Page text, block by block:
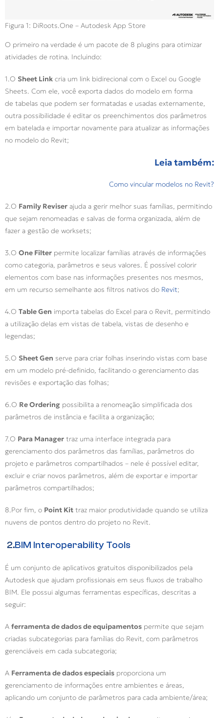
Figura 1: DiRoots.One – Autodesk App Store
O primeiro na verdade é um pacote de 8 plugins para otimizar
atividades de rotina. Incluindo:
1.O Sheet Link cria um link bidirecional com o Excel ou Google
Sheets. Com ele, você exporta dados do modelo em forma
de tabelas que podem ser formatadas e usadas externamente,
outra possibilidade é editar os preenchimentos dos parâmetros
em batelada e importar novamente para atualizar as informações
no modelo do Revit;
Leia também:
Como vincular modelos no Revit?
2.O Family Reviser ajuda a gerir melhor suas famílias, permitindo
que sejam renomeadas e salvas de forma organizada, além de
fazer a gestão de worksets;
3.O One Filter permite localizar famílias através de informações
como categoria, parâmetros e seus valores. É possível colorir
elementos com base nas informações presentes nos mesmos,
em um recurso semelhante aos filtros nativos do Revit;
4.O Table Gen importa tabelas do Excel para o Revit, permitindo
a utilização delas em vistas de tabela, vistas de desenho e
legendas;
5.O Sheet Gen serve para criar folhas inserindo vistas com base
em um modelo pré-definido, facilitando o gerenciamento das
revisões e exportação das folhas;
6.O Re Ordering possibilita a renomeação simplificada dos
parâmetros de instância e facilita a organização;
7.O Para Manager traz uma interface integrada para
gerenciamento dos parâmetros das famílias, parâmetros do
projeto e parâmetros compartilhados – nele é possível editar,
excluir e criar novos parâmetros, além de exportar e importar
parâmetros compartilhados;
8.Por fim, o Point Kit traz maior produtividade quando se utiliza
nuvens de pontos dentro do projeto no Revit.
2.BIM Interoperability Tools
É um conjunto de aplicativos gratuitos disponibilizados pela
Autodesk que ajudam profissionais em seus fluxos de trabalho
BIM. Ele possui algumas ferramentas específicas, descritas a
seguir:
A ferramenta de dados de equipamentos permite que sejam
criadas subcategorias para famílias do Revit, com parâmetros
gerenciáveis em cada subcategoria;
A Ferramenta de dados especiais proporciona um
gerenciamento de informações entre ambientes e áreas,
aplicando um conjunto de parâmetros para cada ambiente/área;